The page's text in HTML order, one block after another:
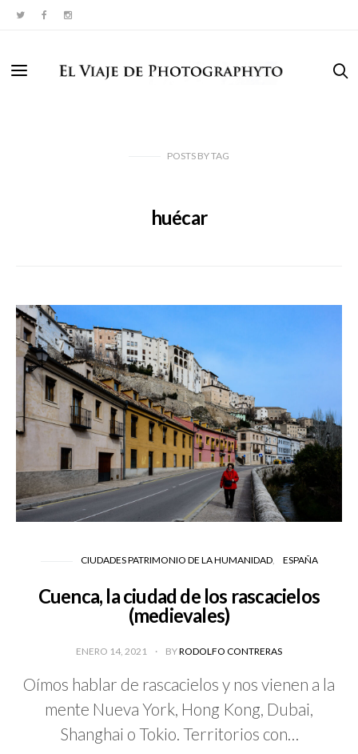
POSTS BYTAG
huécar
CIUDADES PATRIMONIO DE LA HUMANIDAD ESPAÑA
Cuenca, la ciudad de los rascacielos
(medievales)
ENERO 14, 2021 BYRODOLFO CONTRERAS
Oímos hablar de rascacielos y nos vienen a la
mente Nueva York, Hong Kong, Dubai,
Shanghai o Tokio. Territorios con…